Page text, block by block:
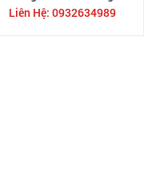
hàng đi theo xe tải
Liên Hệ: 0932634989